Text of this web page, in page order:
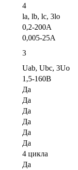
4
la, lb, lc, 3lo
0,2-200A
0,005-25A
3
Uab, Ubc, 3Uo
1,5-160B
Да
Да
Да
Да
Да
Да
4 цикла
Да